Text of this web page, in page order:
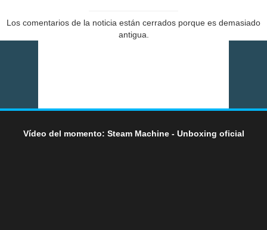
Los comentarios de la noticia están cerrados porque es demasiado
antigua.
Vídeo del momento: Steam Machine - Unboxing oficial